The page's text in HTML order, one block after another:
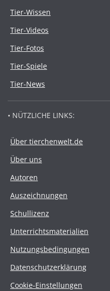
Tier-Wissen
Tier-Videos
Tier-Fotos
Tier-Spiele
Tier-News
• NÜTZLICHE LINKS:
Über tierchenwelt.de
Über uns
Autoren
Auszeichnungen
Schullizenz
Unterrichtsmaterialien
Nutzungsbedingungen
Datenschutzerklärung
Cookie-Einstellungen